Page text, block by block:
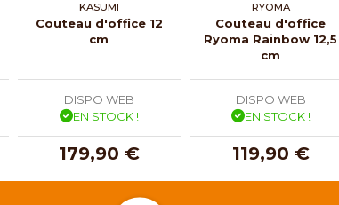
KASUMI
Couteau d'office 12
cm
DISPO WEB
EN STOCK !
179,90 €
RYOMA
Couteau d'office
Ryoma Rainbow 12,5
cm
DISPO WEB
EN STOCK !
119,90 €